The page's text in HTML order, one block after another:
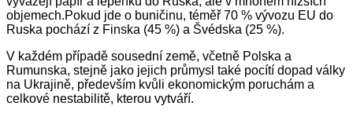
objemech.Pokud jde o buničinu, téměř 70 % vývozu EU do
Ruska pochází z Finska (45 %) a Švédska (25 %).
V každém případě sousední země, včetně Polska a
Rumunska, stejně jako jejich průmysl také pocítí dopad války
na Ukrajině, především kvůli ekonomickým poruchám a
celkové nestabilitě, kterou vytváří.